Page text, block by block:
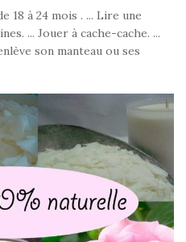
18 à 24 mois . ... Lire une
... Jouer à cache-cache. ...
son manteau ou ses